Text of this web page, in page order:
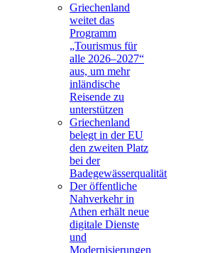
Griechenland
weitet das
Programm
„Tourismus für
alle 2026–2027“
aus, um mehr
inländische
Reisende zu
unterstützen
Griechenland
belegt in der EU
den zweiten Platz
bei der
Badegewässerqualität
Der öffentliche
Nahverkehr in
Athen erhält neue
digitale Dienste
und
Modernisierungen